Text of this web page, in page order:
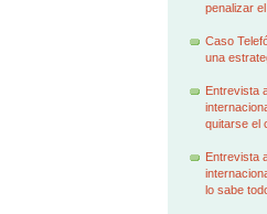
penalizar
Caso
una
Entrevista
quitarse el
Entrevista
lo sabe